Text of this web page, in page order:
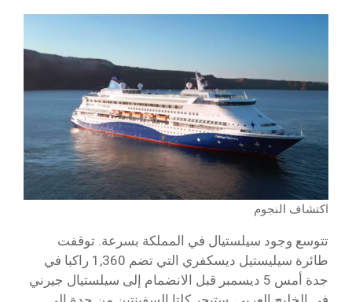
اكتشاف النجوم
تتوسع وجود سيلستيال في المملكة بسرعة. توقفت
طائرة سيليستيل ديسكفري التي تضم 1,360 راكبا في
جدة أمس 5 ديسمبر قبل الانضمام إلى سيلستيال جيرني